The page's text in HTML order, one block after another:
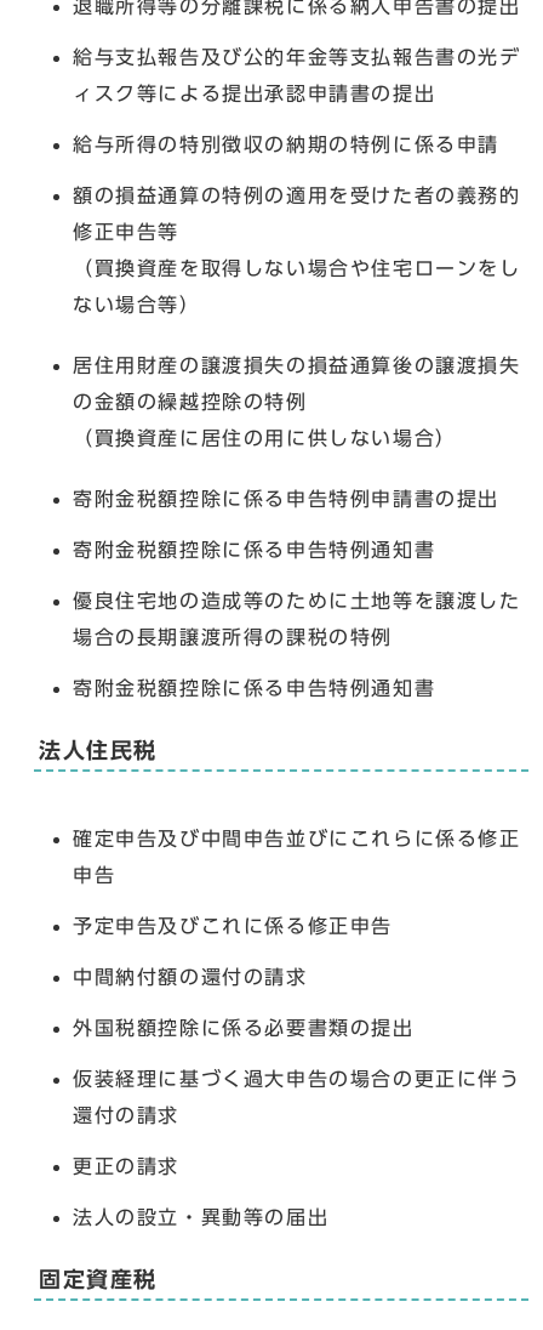
退職所得等の分離課税に係る納入申告書の提出
給与支払報告及び公的年金等支払報告書の光デ
ィスク等による提出承認申請書の提出
給与所得の特別徴収の納期の特例に係る申請
額の損益通算の特例の適用を受けた者の義務的
修正申告等
（買換資産を取得しない場合や住宅ローンをし
ない場合等）
居住用財産の譲渡損失の損益通算後の譲渡損失
の金額の繰越控除の特例
（買換資産に居住の用に供しない場合）
寄附金税額控除に係る申告特例申請書の提出
寄附金税額控除に係る申告特例通知書
優良住宅地の造成等のために土地等を譲渡した
場合の長期譲渡所得の課税の特例
寄附金税額控除に係る申告特例通知書
法人住民税
確定申告及び中間申告並びにこれらに係る修正
申告
予定申告及びこれに係る修正申告
中間納付額の還付の請求
外国税額控除に係る必要書類の提出
仮装経理に基づく過大申告の場合の更正に伴う
還付の請求
更正の請求
法人の設立・異動等の届出
固定資産税